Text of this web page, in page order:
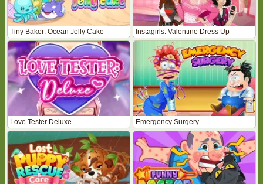
Tiny Baker: Ocean Jelly Cake Instagirls: Valentine Dress Up
Love Tester Deluxe Emergency Surgery